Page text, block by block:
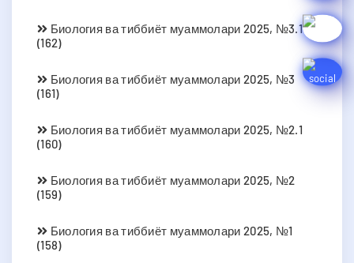
Биология ва тиббиёт муаммолари 2025, №3.1
(162)
Биология ва тиббиёт муаммолари 2025, №3
(161)
Биология ва тиббиёт муаммолари 2025, №2.1
(160)
Биология ва тиббиёт муаммолари 2025, №2
(159)
Биология ва тиббиёт муаммолари 2025, №1
(158)